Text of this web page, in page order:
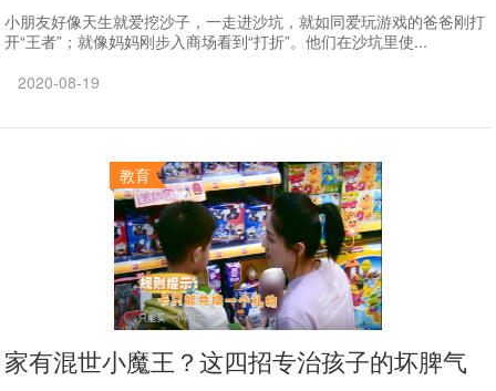
小朋友好像天生就爱挖沙子，一走进沙坑，就如同爱玩游戏的爸爸刚打
开“王者”；就像妈妈刚步入商场看到“打折”。他们在沙坑里使...
2020-08-19
教育
家有混世小魔王？这四招专治孩子的坏脾气